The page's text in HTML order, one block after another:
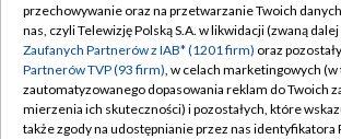
Abonament TVP
Emisja w TVP
Centrum informacji TVP
Naziemna Telewizja Cyfrowa
Regulamin TVP
Polityka prywatności
Moje zgody
Pomoc
przechowywanie oraz na przetwarzanie Twoich
nas, czyli Telewizję Polską S.A. w likwidacji (zwaną dalej
Zaufanych Partnerów z IAB* (1201 firm) oraz
Partnerów TVP (93 firm), w celach marketingowych (w
zautomatyzowanego dopasowania reklam do Twoich
mierzenia ich skuteczności) i pozostałych, które
także zgody na udostępnianie przez nas identyfikatora